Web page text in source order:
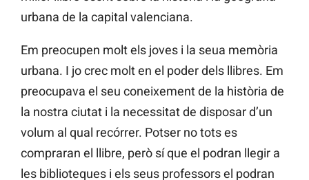
urbana de la capital valenciana.
Em preocupen molt els joves i la seua memòria
urbana. I jo crec molt en el poder dels llibres. Em
preocupava el seu coneixement de la història de
la nostra ciutat i la necessitat de disposar d’un
volum al qual recórrer. Potser no tots es
compraran el llibre, però sí que el podran llegir a
les biblioteques i els seus professors el podran